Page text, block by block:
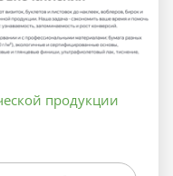
продукции